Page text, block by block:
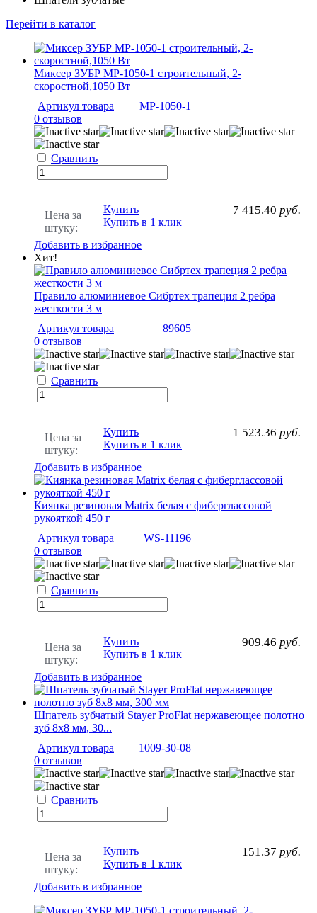
Перейти в каталог
Миксер ЗУБР МР-1050-1 строительный, 2-
скоростной,1050 Вт
Артикул товара
МР-1050-1
0 отзывов
Сравнить
Цена за
штуку:
7 415.40 руб.
Купить
Купить в 1 клик
Добавить в избранное
Хит!
Правило алюминиевое Сибртех трапеция 2 ребра
жесткости 3 м
Артикул товара
89605
0 отзывов
Сравнить
Цена за
штуку:
1 523.36 руб.
Купить
Купить в 1 клик
Добавить в избранное
Киянка резиновая Matrix белая с фиберглассовой
рукояткой 450 г
Артикул товара
WS-11196
0 отзывов
Сравнить
Цена за
штуку:
909.46 руб.
Купить
Купить в 1 клик
Добавить в избранное
Шпатель зубчатый Stayer ProFlat нержавеющее полотно
зуб 8х8 мм, 30...
Артикул товара
1009-30-08
0 отзывов
Сравнить
Цена за
штуку:
151.37 руб.
Купить
Купить в 1 клик
Добавить в избранное